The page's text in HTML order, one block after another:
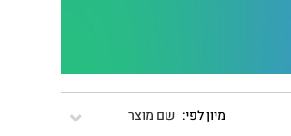
שם מוצר